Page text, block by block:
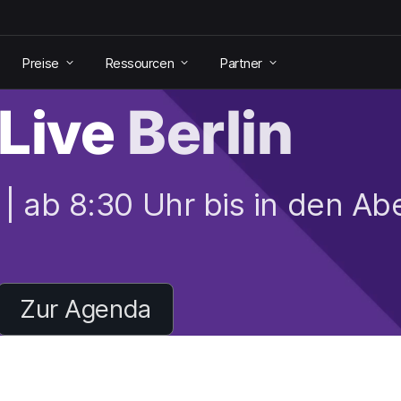
Preise Ressourcen Partner
Berlin
| ab 8:30 Uhr bis in den
Zur Agenda